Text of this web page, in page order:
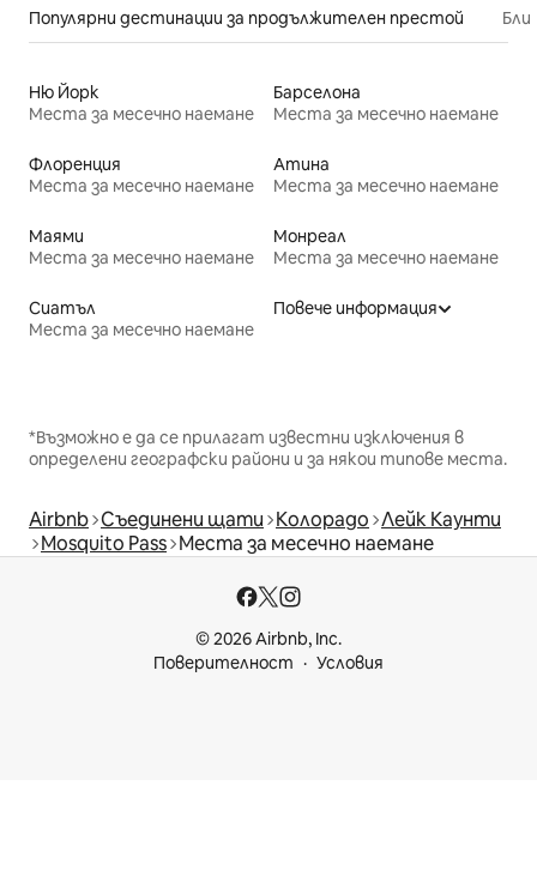
Популярни дестинации за продължителен престой
Ню Йорк
Места за месечно наемане
Барселона
Места за месечно наемане
Флоренция
Места за месечно наемане
Атина
Места за месечно наемане
Маями
Места за месечно наемане
Монреал
Места за месечно наемане
Сиатъл
Места за месечно наемане
Повече информация
*Възможно е да се прилагат известни изключения в
определени географски райони и за някои типове места.
Airbnb Съединени щати Колорадо Лейк Каунти
Mosquito Pass Места за месечно наемане
© 2026 Airbnb, Inc.
Поверителност
Условия